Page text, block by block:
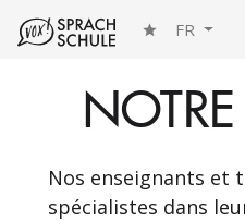
FR
Nos enseignants et
spécialistes dans